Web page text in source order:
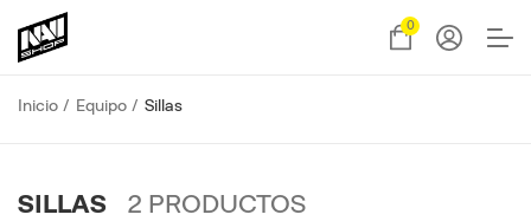
0
Inicio Equipo Sillas
SILLAS 2 PRODUCTOS